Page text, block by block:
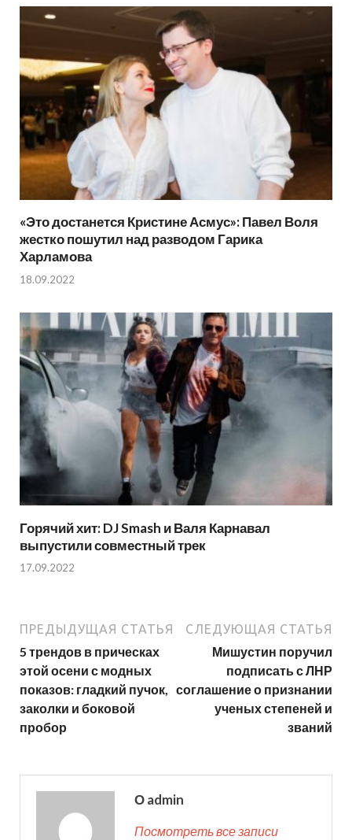
«Это достанется Кристине Асмус»: Павел Воля
жестко пошутил над разводом Гарика
Харламова
18.09.2022
Горячий хит: DJ Smash и Валя Карнавал
выпустили совместный трек
17.09.2022
ПРЕДЫДУЩАЯ СТАТЬЯ
5 трендов в прическах
этой осени с модных
показов: гладкий пучок,
заколки и боковой
пробор
СЛЕДУЮЩАЯ СТАТЬЯ
Мишустин поручил
подписать с ЛНР
соглашение о признании
ученых степеней и
званий
О admin
Посмотреть все записи